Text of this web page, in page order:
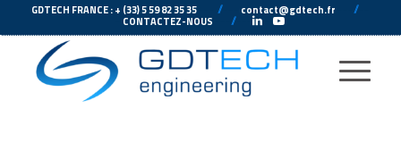
GDTECH FRANCE : + (33) 5 59 82 35 35 //--- contact@gdtech.fr //--
CONTACTEZ-NOUS ---// ---